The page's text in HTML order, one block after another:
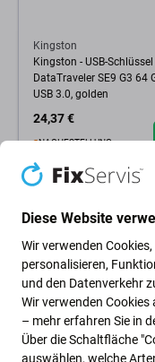
Kingston
Kingston - USB-Schlüssel
DataTraveler SE9 G3 64
USB 3.0, golden
24,37 €
NACHESTELLUNG
Kingston
Diese Website
Wir verwenden
personalisieren,
und den Datenverkehr
Wir verwenden
– mehr erfahren Sie in
Über die Schaltfläche
auswählen, welche